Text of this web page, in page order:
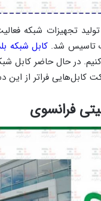
تاسیس شد. کابل شبکه
فرانسوی